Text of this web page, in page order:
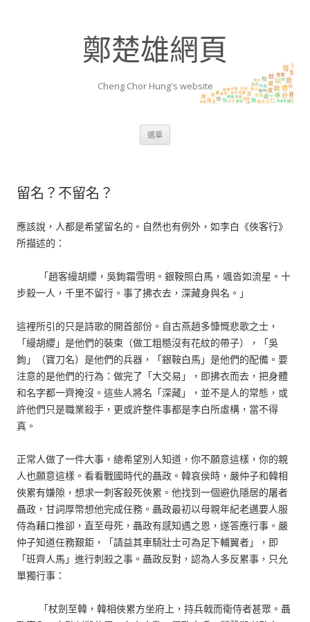
鄭楚雄網頁
Cheng Chor Hung's website
選單
留名？不留名？
應該說，人都是希望留名的。自然也有例外，如李白《俠客行》
所描述的：
「趙客縵胡纓，吳鉤霜雪明。銀鞍照白馬，颯沓如流星。十
步殺一人，千里不留行。事了拂衣去，深藏身與名。」
這裡所引的只是詩歌的開首部份。自古燕趙多慷慨悲歌之士，
「縵胡纓」是他們的裝束（做工粗糙沒有花紋的帶子），「吳
鉤」（寶刀名）是他們的兵器，「銀鞍白馬」是他們的配備。要
注意的是他們的行為：做完了「大交易」，即拂衣而去，把身體
和名字都一齊掩沒。這些人將名「深藏」，並不是人的常態，或
許他們只是職業殺手，更或許整件事都是李白所虛構，當不得
真。
正常人做了一件大事，總希望別人知道，你不願意這樣，你的親
人也願意這樣。看看戰國時代的聶政。韓哀侯時，嚴仲子和韓相
俠累有嫌隙，想求一刺客殺死俠累。他找到一個避仇隱居的屠者
聶政，甘詞厚幣想他完成任務。聶政最初以母親年紀老邁要人服
侍為藉口推卻，直至母死，聶政有感知遇之恩，遂答應行事。嚴
仲子知道任務艱鉅，「請益其車騎壯士可為足下輔翼者」，即
「班齊人馬」進行刺殺之事。聶政反對，認為人多反累事，只允
單獨行事：
「杖劍至韓，韓相俠累方坐府上，持兵戟而衛侍者甚眾。聶